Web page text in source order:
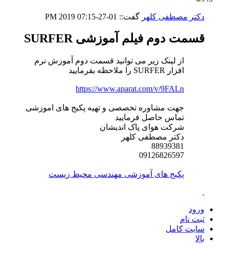
دکتر مصطفی کلهر گفت:: 01-27-2019
07:15 PM
قسمت دوم فیلم آموزشی SURFER
از لینک زیر می توانید قسمت دوم آموزش نرم
افزار SURFER را ملاحظه بفرمایید
https://www.aparat.com/v/9FALn
جهت مشاوره تخصصی و تهیه پکیج های اموزشی
تماس حاصل فرمایید
شرکت هوای پاک اندیشان
دکتر مصطفی کلهر
88939381
09126826597
پکیج های آموزشی مهندسی محیط زیست
ورود
ثبت نام
سایت کامل
بالا